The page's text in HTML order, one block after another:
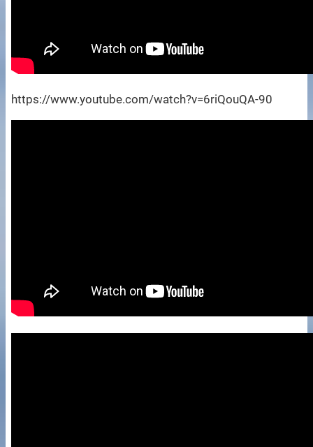
https://www.youtube.com/watch?v=6riQouQA-90